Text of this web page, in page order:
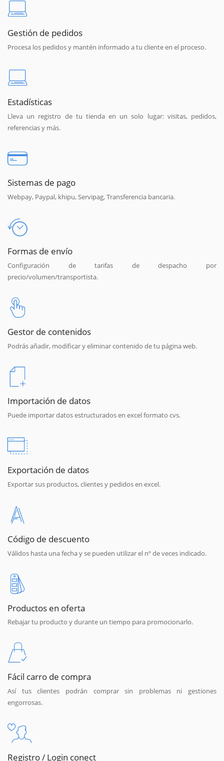
Gestión de pedidos
Procesa los pedidos y mantén informado a tu cliente en el proceso.
Estadísticas
Lleva un registro de tu tienda en un solo lugar: visitas, pedidos,
referencias y más.
Sistemas de pago
Webpay, Paypal, khipu, Servipag, Transferencia bancaria.
Formas de envío
Configuración de tarifas de despacho por
precio/volumen/transportista.
Gestor de contenidos
Podrás añadir, modificar y eliminar contenido de tu página web.
Importación de datos
Puede importar datos estructurados en excel formato cvs.
Exportación de datos
Exportar sus productos, clientes y pedidos en excel.
Código de descuento
Válidos hasta una fecha y se pueden utilizar el nº de veces indicado.
Productos en oferta
Rebajar tu producto y durante un tiempo para promocionarlo.
Fácil carro de compra
Así tus clientes podrán comprar sin problemas ni gestiones
engorrosas.
Registro / Login conect